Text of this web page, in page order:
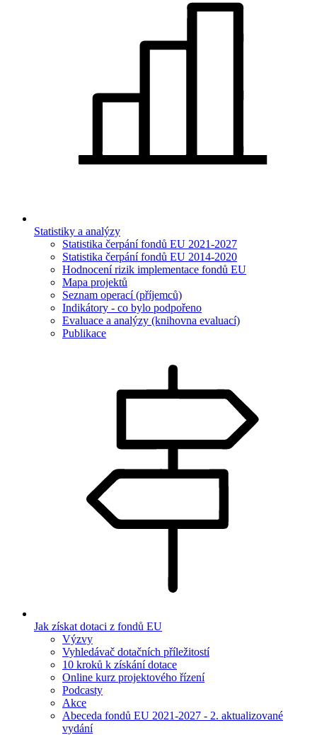
Statistiky a analýzy
Statistika čerpání fondů EU 2021-2027
Statistika čerpání fondů EU 2014-2020
Hodnocení rizik implementace fondů EU
Mapa projektů
Seznam operací (příjemců)
Indikátory - co bylo podpořeno
Evaluace a analýzy (knihovna evaluací)
Publikace
Jak získat dotaci z fondů EU
Výzvy
Vyhledávač dotačních příležitostí
10 kroků k získání dotace
Online kurz projektového řízení
Podcasty
Akce
Abeceda fondů EU 2021-2027 - 2. aktualizované
vydání